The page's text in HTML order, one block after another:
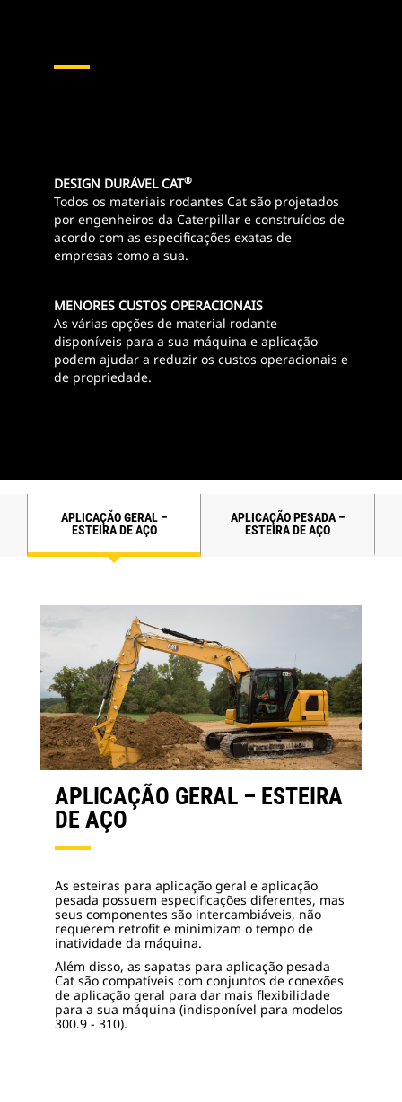
DESIGN DURÁVEL CAT®
Todos os materiais rodantes Cat são projetados
por engenheiros da Caterpillar e construídos de
acordo com as especificações exatas de
empresas como a sua.
MENORES CUSTOS OPERACIONAIS
As várias opções de material rodante
disponíveis para a sua máquina e aplicação
podem ajudar a reduzir os custos operacionais e
de propriedade.
APLICAÇÃO GERAL –
ESTEIRA DE AÇO
APLICAÇÃO PESADA –
ESTEIRA DE AÇO
APLICAÇÃO GERAL – ESTEIRA
DE AÇO
As esteiras para aplicação geral e aplicação
pesada possuem especificações diferentes, mas
seus componentes são intercambiáveis, não
requerem retrofit e minimizam o tempo de
inatividade da máquina.
Além disso, as sapatas para aplicação pesada
Cat são compatíveis com conjuntos de conexões
de aplicação geral para dar mais flexibilidade
para a sua máquina (indisponível para modelos
300.9 - 310).